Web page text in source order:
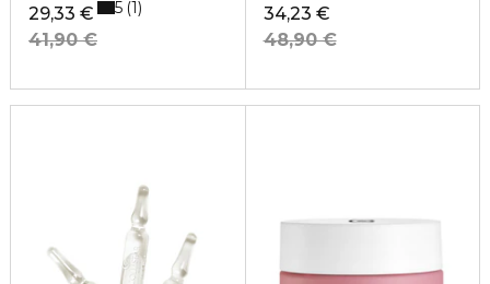
29,33 €
41,90 €
5 1
34,23 €
48,90 €